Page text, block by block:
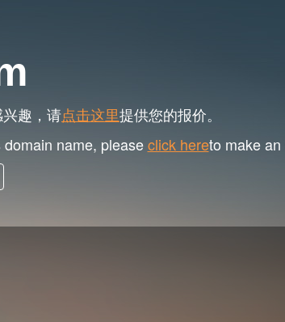
趣，请点击这里提供您的报价。
name, pleaseclick hereto make an